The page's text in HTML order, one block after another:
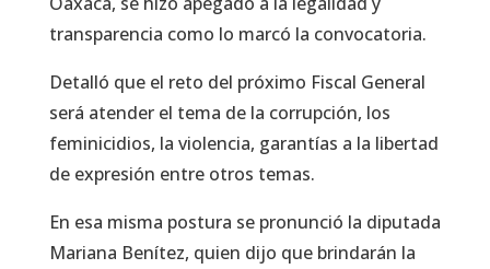
transparencia como lo marcó la convocatoria.
Detalló que el reto del próximo Fiscal General
será atender el tema de la corrupción, los
feminicidios, la violencia, garantías a la libertad
de expresión entre otros temas.
En esa misma postura se pronunció la diputada
Mariana Benítez, quien dijo que brindarán la